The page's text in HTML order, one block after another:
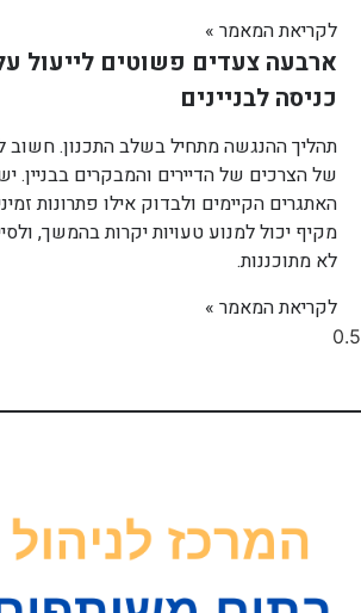
לקריאת המאמר »
ארבעה צעדים פשוטים לייעול
כניסה לבניינים
תהליך ההנגשה מתחיל בשלב התכנון. חשוב
של הצרכים של הדיירים והמבקרים בבניין.
האתגרים הקיימים ולבדוק אילו פתרונות
מקיף יכול למנוע טעויות יקרות בהמשך,
לא מתוכננות.
לקריאת המאמר »